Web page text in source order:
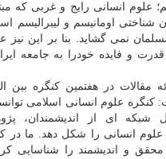
علوم انسانی رایج و غربی که
شناختی اومانیسم و لیبرالیسم
نمی گشاید. بنا بر این نیز
و فایده خودرا به جامعه
مقالات در هفتمین کنگره بین
کنگره علوم انسانی اسلامی
قبل شبکه ای از اندیشمندان،
علوم انسانی را شکل دهد. ما در
محقق و اندیشمند را شناسایی